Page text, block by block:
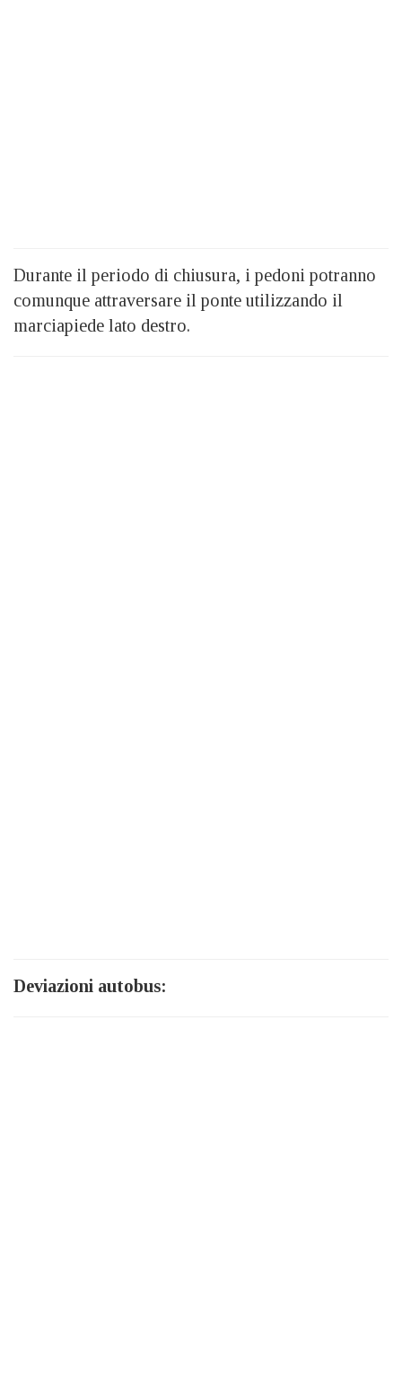
Durante il periodo di chiusura, i pedoni potranno
comunque attraversare il ponte utilizzando il
marciapiede lato destro.
Deviazioni autobus: